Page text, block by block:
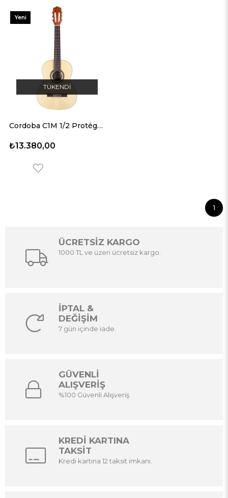
TÜKENDI
Cordoba C1M 1/2 Protégé Series 1Klasik Gitar (Natural Matte)
₺13.380,00
Yeni
1
ÜCRETSİZ KARGO
1000 TL ve üzeri ücretsiz kargo.
İPTAL &
DEĞİŞİM
7 gün içinde iade.
GÜVENLİ
ALIŞVERİŞ
%100 Güvenli Alışveriş.
KREDİ KARTINA
TAKSİT
Kredi kartına 12 taksit imkanı.